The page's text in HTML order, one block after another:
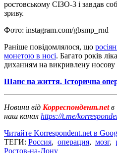
ростовському СІЗО-3 і завдав
зриву.
Фото: instagram.com/gbsmp_rnd
Раніше повідомлялося, що
монетою в носі. Багато років
диханням на викривлену носову
Шанс на життя. Історична
Новини від Корреспондент.netв
наш канал https://t.me/
Читайте Korrespondent.net в
ТЕГИ: Россия, операция, мозг,
Ростов-на-Дону